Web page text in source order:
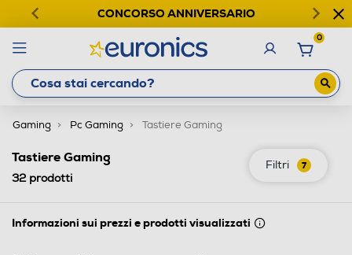
CONCORSO ANNIVERSARIO
0
Gaming Pc Gaming Tastiere Gaming
Filtri 7
Tastiere Gaming
32prodotti
Informazioni sui prezzi e prodotti visualizzati